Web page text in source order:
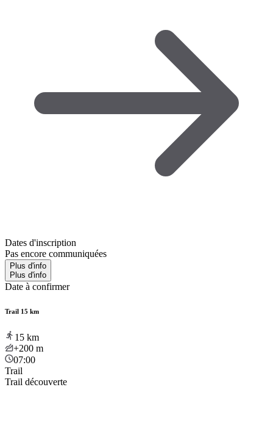
Dates d'inscription
Pas encore communiquées
Plus d'info
Plus d'info
Date à confirmer
Trail 15 km
15 km
+200 m
07:00
Trail
Trail découverte